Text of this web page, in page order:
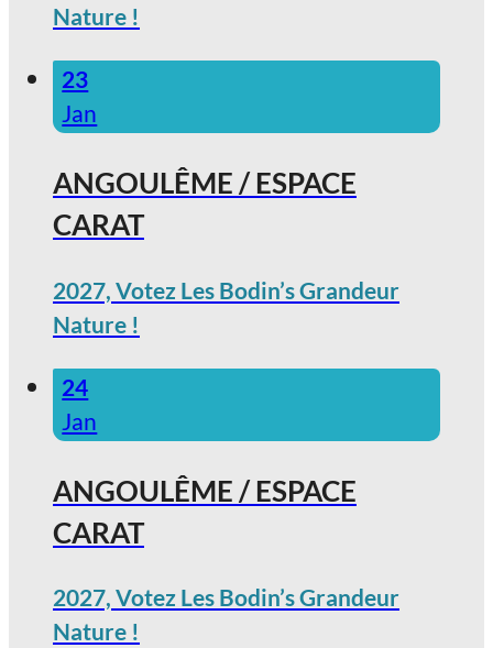
Nature !
23
Jan
ANGOULÊME / ESPACE
CARAT
2027, Votez Les Bodin’s Grandeur
Nature !
24
Jan
ANGOULÊME / ESPACE
CARAT
2027, Votez Les Bodin’s Grandeur
Nature !